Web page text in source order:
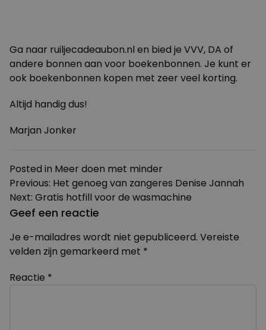
Ga naar ruiljecadeaubon.nl en bied je VVV, DA of
andere bonnen aan voor boekenbonnen. Je kunt er
ook boekenbonnen kopen met zeer veel korting.
Altijd handig dus!
Marjan Jonker
Posted in Meer doen met minder
Bericht
navigatie
Previous: Het genoeg van zangeres Denise Jannah
Next: Gratis hotfill voor de wasmachine
Geef een reactie
Je e-mailadres wordt niet gepubliceerd. Vereiste
velden zijn gemarkeerd met *
Reactie *